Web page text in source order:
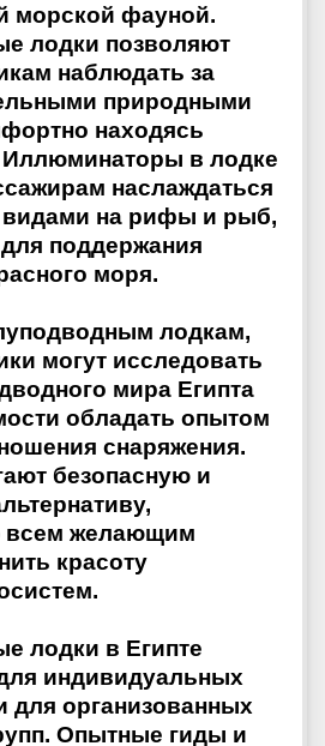
морской фауной.
лодки позволяют
наблюдать за
природными
находясь
Иллюминаторы в лодке
наслаждаться
на рифы и рыб,
поддержания
моря.
лодкам,
могут исследовать
мира Египта
обладать опытом
снаряжения.
безопасную и
желающим
красоту
лодки в Египте
индивидуальных
для организованных
Опытные гиды и